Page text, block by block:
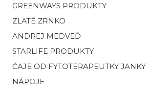
GREENWAYS PRODUKTY
ZLATÉ ZRNKO
ANDREJ MEDVEĎ
STARLIFE PRODUKTY
ČAJE OD FYTOTERAPEUTKY JANKY
NÁPOJE